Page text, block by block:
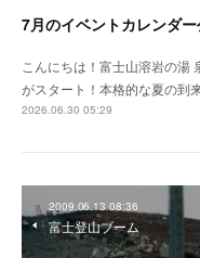
7月のイベントカレンダ
こんにちは！富士山溶岩の湯
がスタート！本格的な夏の到
2026.06.30 05:29
2009.06.13 08:36
富士登山ブーム